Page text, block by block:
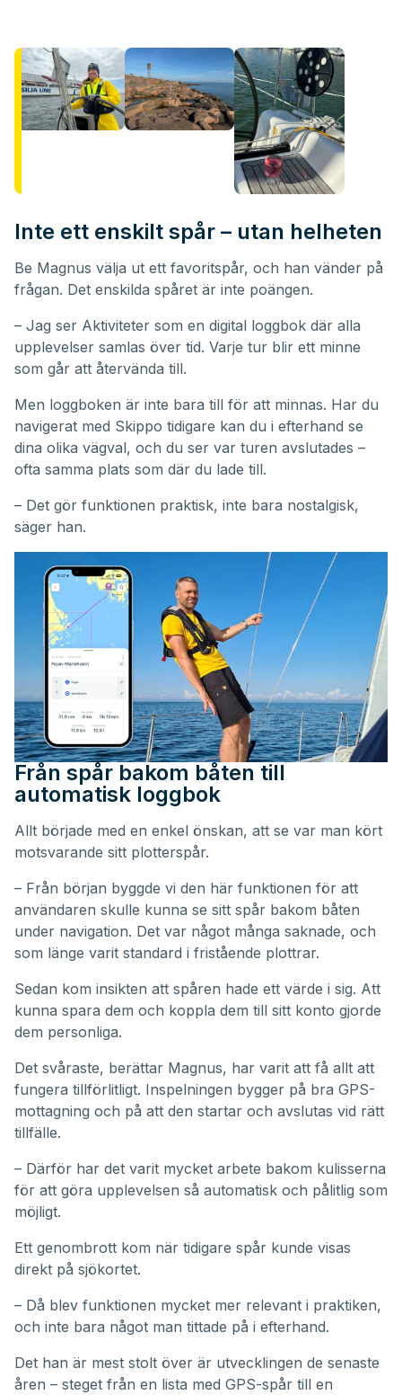
Inte ett enskilt spår – utan helheten
Be Magnus välja ut ett favoritspår, och han vänder på
frågan. Det enskilda spåret är inte poängen.
– Jag ser Aktiviteter som en digital loggbok där alla
upplevelser samlas över tid. Varje tur blir ett minne
som går att återvända till.
Men loggboken är inte bara till för att minnas. Har du
navigerat med Skippo tidigare kan du i efterhand se
dina olika vägval, och du ser var turen avslutades –
ofta samma plats som där du lade till.
– Det gör funktionen praktisk, inte bara nostalgisk,
säger han.
Från spår bakom båten till
automatisk loggbok
Allt började med en enkel önskan, att se var man kört
motsvarande sitt plotterspår.
– Från början byggde vi den här funktionen för att
användaren skulle kunna se sitt spår bakom båten
under navigation. Det var något många saknade, och
som länge varit standard i fristående plottrar.
Sedan kom insikten att spåren hade ett värde i sig. Att
kunna spara dem och koppla dem till sitt konto gjorde
dem personliga.
Det svåraste, berättar Magnus, har varit att få allt att
fungera tillförlitligt. Inspelningen bygger på bra GPS-
mottagning och på att den startar och avslutas vid rätt
tillfälle.
– Därför har det varit mycket arbete bakom kulisserna
för att göra upplevelsen så automatisk och pålitlig som
möjligt.
Ett genombrott kom när tidigare spår kunde visas
direkt på sjökortet.
– Då blev funktionen mycket mer relevant i praktiken,
och inte bara något man tittade på i efterhand.
Det han är mest stolt över är utvecklingen de senaste
åren – steget från en lista med GPS-spår till en